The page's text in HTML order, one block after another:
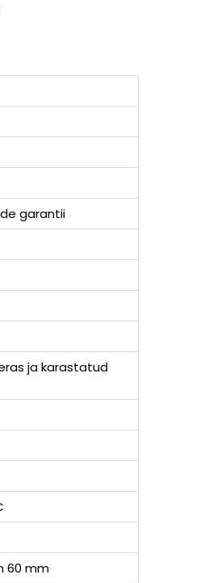
garantii
ja karastatud
60 mm